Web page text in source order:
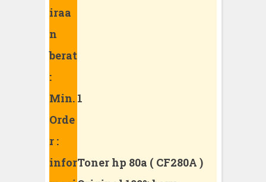
iraa
n
berat
:
Min.
Orde
r :
1
inforToner hp 80a ( CF280A )